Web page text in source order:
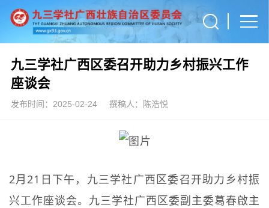
九三学社广西区委召开助力乡村振兴工作
座谈会
发布时间：2025-02-24 撰稿人：陈浩悦
2月21日下午，九三学社广西区委召开助力乡村振
兴工作座谈会。九三学社广西区委副主委葛春啟主